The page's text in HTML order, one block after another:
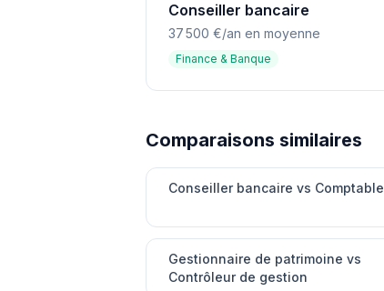
Conseiller bancaire
37 500 €/an en moyenne
Finance & Banque
Comparaisons similaires
Conseiller bancaire vs Comptable
Gestionnaire de patrimoine vs
Contrôleur de gestion